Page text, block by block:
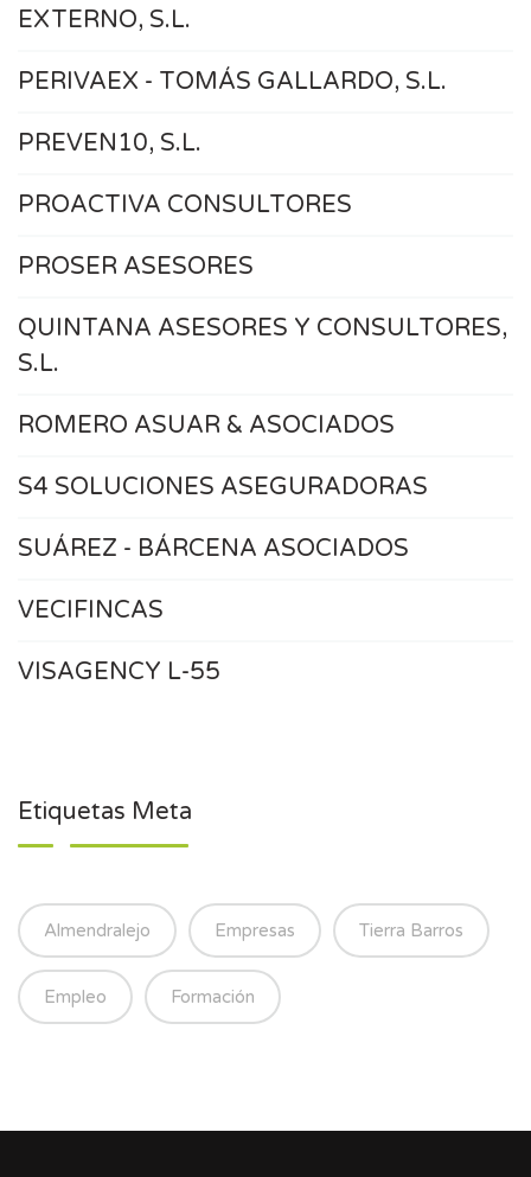
EXTERNO, S.L.
PERIVAEX - TOMÁS GALLARDO, S.L.
PREVEN10, S.L.
PROACTIVA CONSULTORES
PROSER ASESORES
QUINTANA ASESORES Y CONSULTORES,
S.L.
ROMERO ASUAR & ASOCIADOS
S4 SOLUCIONES ASEGURADORAS
SUÁREZ - BÁRCENA ASOCIADOS
VECIFINCAS
VISAGENCY L-55
Etiquetas Meta
Almendralejo Empresas Tierra Barros
Empleo Formación